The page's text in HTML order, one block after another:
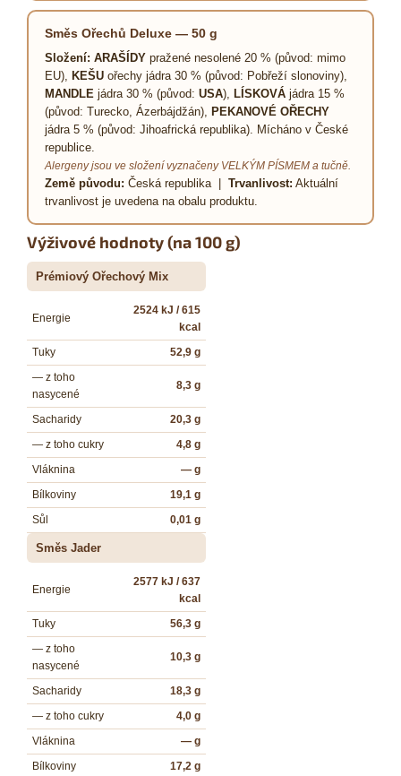
Směs Ořechů Deluxe — 50 g
Složení: ARAŠÍDYpražené nesolené 20 % (původ: mimo
EU), KEŠUořechy jádra 30 % (původ: Pobřeží slonoviny),
MANDLEjádra 30 % (původ: USA), LÍSKOVÁjádra 15 %
(původ: Turecko, Ázerbájdžán), PEKANOVÉ OŘECHY
jádra 5 % (původ: Jihoafrická republika). Mícháno v České
republice.
Alergeny jsou ve složení vyznačeny VELKÝM PÍSMEM a tučně.
Země původu: Česká republika | Trvanlivost: Aktuální
trvanlivost je uvedena na obalu produktu.
Výživové hodnoty (na 100 g)
Prémiový Ořechový Mix
Energie
2524 kJ / 615
kcal
Tuky
52,9 g
— z toho
nasycené
8,3 g
Sacharidy
20,3 g
— z toho cukry
4,8 g
Vláknina
— g
Bílkoviny
19,1 g
Sůl
0,01 g
Směs Jader
Energie
2577 kJ / 637
kcal
Tuky
56,3 g
— z toho
nasycené
10,3 g
Sacharidy
18,3 g
— z toho cukry
4,0 g
Vláknina
— g
Bílkoviny
17,2 g